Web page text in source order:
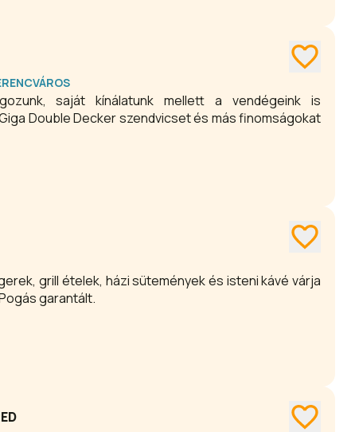
saját kínálatunk mellett a vendégeink is
grill ételek, házi sütemények és isteni kávé várja
garantált.